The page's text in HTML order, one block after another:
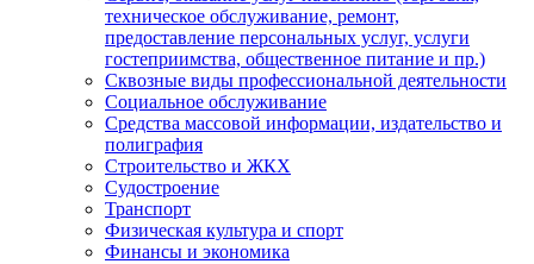
техническое обслуживание, ремонт,
предоставление персональных услуг, услуги
гостеприимства, общественное питание и пр.)
Сквозные виды профессиональной деятельности
Социальное обслуживание
Средства массовой информации, издательство и
полиграфия
Строительство и ЖКХ
Судостроение
Транспорт
Физическая культура и спорт
Финансы и экономика